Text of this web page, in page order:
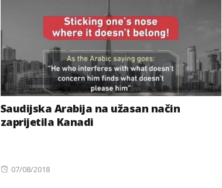
Saudijska Arabija na užasan način
zaprijetila Kanadi
Posted
07/08/2018